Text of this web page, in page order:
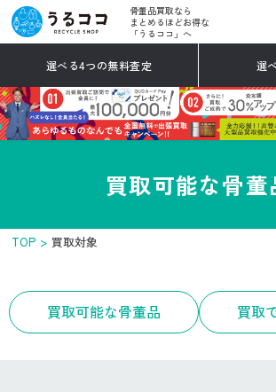
骨董品買取なら
まとめるほどお得な
「うるココ」へ
選べる4つの無料査定 選
買取可能な骨董
TOP 買取対象
買取可能な骨董品 買取